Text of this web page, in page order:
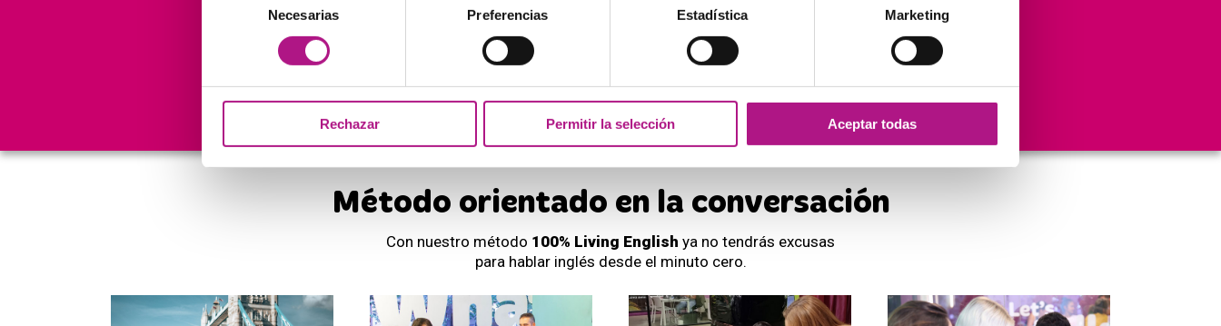
consentimiento
Necesarias Preferencias Estadística Marketing
Rechazar Permitir la selección Aceptar todas
150.000
Cursos
Academias en
What's Up!
En valoración
* Desde Enero 2020
12.000.000
Visitas anuales
Método orientado en la conversación
Con nuestro método 100% Living English ya no tendrás excusas
para hablar inglés desde el minuto cero.